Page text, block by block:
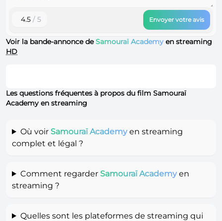
4.5 / 5 Envoyer votre avis
Voir la bande-annonce deSamouraï Academy en streaming
HD
Les questions fréquentes à propos du film Samouraï
Academy en streaming
Où voir Samouraï Academyen streaming
complet et légal ?
Comment regarder Samouraï Academyen
streaming ?
Quelles sont les plateformes de streaming qui